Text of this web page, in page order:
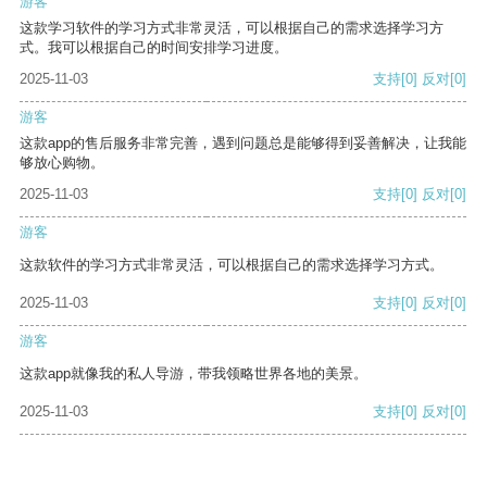
这款学习软件的学习方式非常灵活，可以根据自己的需求选择学习方
式。我可以根据自己的时间安排学习进度。
2025-11-03
支持[0] 反对[0]
游客
这款app的售后服务非常完善，遇到问题总是能够得到妥善解决，让我能
够放心购物。
2025-11-03
支持[0] 反对[0]
游客
这款软件的学习方式非常灵活，可以根据自己的需求选择学习方式。
2025-11-03 支持[0] 反对[0]
游客
这款app就像我的私人导游，带我领略世界各地的美景。
2025-11-03 支持[0] 反对[0]